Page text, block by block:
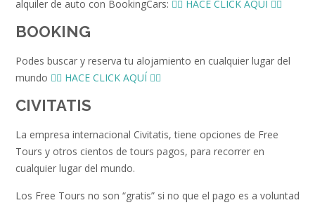
alquiler de auto con BookingCars: 👉🏻 HACE CLICK AQUÍ 👈🏻
BOOKING
Podes buscar y reserva tu alojamiento en cualquier lugar del
mundo 👉🏻 HACE CLICK AQUÍ 👈🏻
CIVITATIS
La empresa internacional Civitatis, tiene opciones de Free
Tours y otros cientos de tours pagos, para recorrer en
cualquier lugar del mundo.
Los Free Tours no son “gratis” si no que el pago es a voluntad